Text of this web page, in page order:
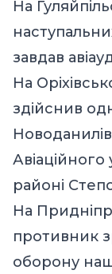
На
завдав
На
здійснив
районі
На
противник
оборону